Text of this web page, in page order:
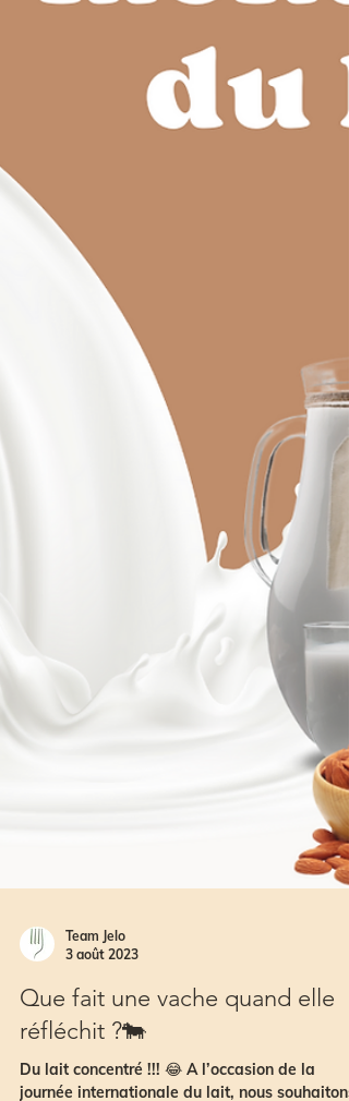
3 août 2023
Que fait une vache quand elle